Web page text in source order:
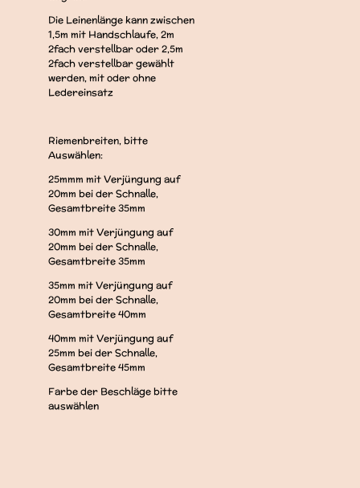
Die Leinenlänge kann zwischen
1,5m mit Handschlaufe, 2m
2fach verstellbar oder 2,5m
2fach verstellbar gewählt
werden, mit oder ohne
Ledereinsatz
Riemenbreiten, bitte
Auswählen:
25mmm mit Verjüngung auf
20mm bei der Schnalle,
Gesamtbreite 35mm
30mm mit Verjüngung auf
20mm bei der Schnalle,
Gesamtbreite 35mm
35mm mit Verjüngung auf
20mm bei der Schnalle,
Gesamtbreite 40mm
40mm mit Verjüngung auf
25mm bei der Schnalle,
Gesamtbreite 45mm
Farbe der Beschläge bitte
auswählen